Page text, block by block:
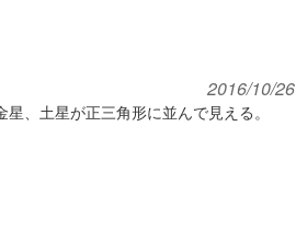
2016/10/26
、土星が正三角形に並んで見える。